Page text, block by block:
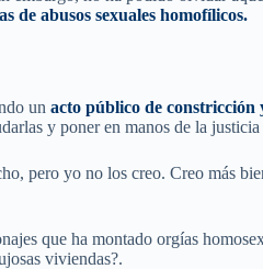
de abusos sexuales homofílicos.
un acto público de constricción
y poner en manos de la
pero yo no los creo. Creo más
que ha montado orgías
viviendas?.